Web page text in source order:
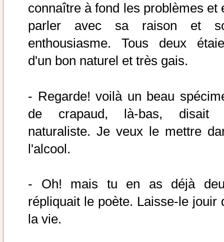
connaître à fond les problèmes et
parler avec sa raison et
enthousiasme. Tous deux
d'un bon naturel et très gais.
- Regarde! voilà un beau
de crapaud, là-bas, disait
naturaliste. Je veux le mettre
l'alcool.
- Oh! mais tu en as déjà
répliquait le poète. Laisse-le jouir
la vie.